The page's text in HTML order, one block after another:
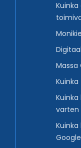
varten